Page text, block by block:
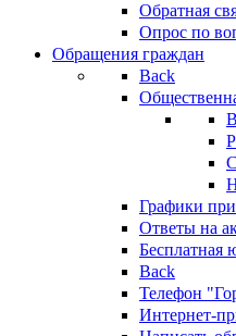
Обратная
Опрос по
Обращения граждан
Back
Графики
Ответы на
Бесплатная
Back
Телефон
Интернет-